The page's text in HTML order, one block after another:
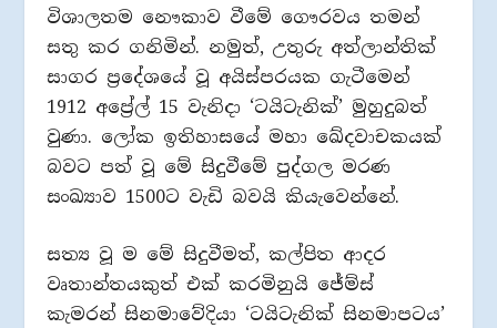
විශාලතම නෞකාව වීමේ ගෞරවය තමන්
සතු කර ගනිමින්. නමුත්, උතුරු අත්ලාන්තික්
සාගර ප්‍රදේශයේ වූ අයිස්පරයක ගැටීමෙන්
1912 අප්‍රේල් 15 වැනිදා ‘ටයිටැනික්’ මුහුදුබත්
වුණා. ලෝක ඉතිහාසයේ මහා ඛේදවාචකයක්
බවට පත් වූ මේ සිදුවීමේ පුද්ගල මරණ
සංඛ්‍යාව 1500ට වැඩි බවයි කියැවෙන්නේ.
සත්‍ය වූ ම මේ සිදුවීමත්, කල්පිත ආදර
වෘතාන්තයකුත් එක් කරමිනුයි ජේම්ස්
කැමරන් සිනමාවේදියා ‘ටයිටැනික් සිනමාපටය’